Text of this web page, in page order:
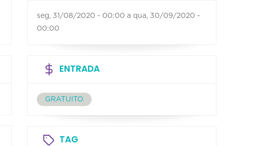
seg, 31/08/2020 - 00:00 a qua, 30/09/2020 -
00:00
ENTRADA
GRATUITO
TAG